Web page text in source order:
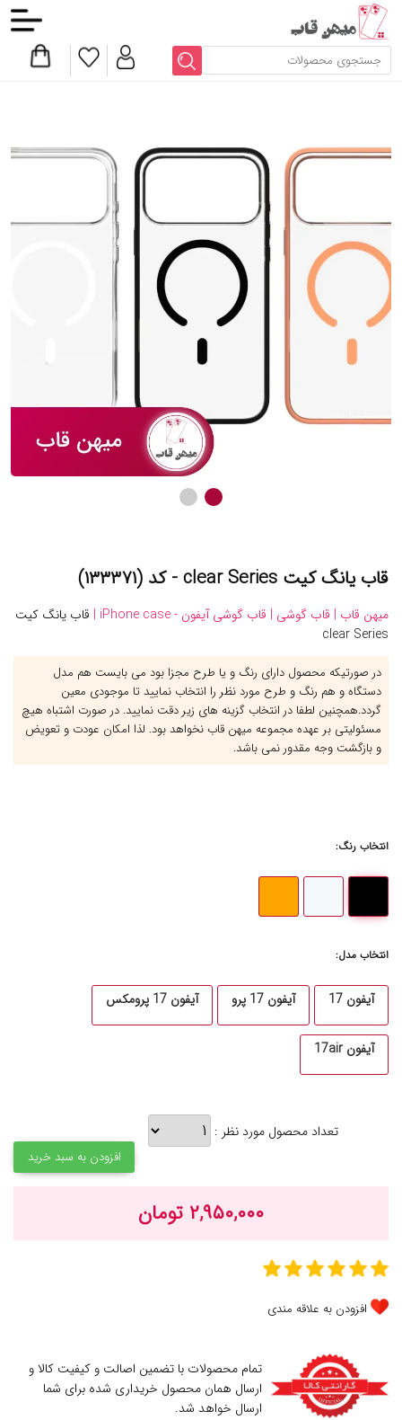
قاب یانگ کیت clear Series - کد (۱۳۳۳۷۱)
میهن قاب | قاب گوشی | قاب گوشی آیفون - iPhone case |
قاب یانگ کیت
clear Series
در صورتیکه محصول دارای رنگ و یا طرح مجزا بود می بایست هم مدل
دستگاه و هم رنگ و طرح مورد نظر را انتخاب نمایید تا موجودی معین
گردد.همچنین لطفا در انتخاب گزینه های زیر دقت نمایید. در صورت اشتباه هیچ
مسئولیتی بر عهده مجموعه میهن قاب نخواهد بود. لذا امکان عودت و تعویض
و بازگشت وجه مقدور نمی باشد.
انتخاب رنگ:
انتخاب مدل:
آیفون 17 آیفون 17 پرو آیفون 17 پرومکس
آیفون 17air
تعداد محصول مورد نظر :
افزودن به سبد خرید
۲,۹۵۰,۰۰۰ تومان
افزودن به علاقه مندی
تمام محصولات با تضمین اصالت و کیفیت کالا و
ارسال همان محصول خریداری شده برای شما
ارسال خواهد شد.